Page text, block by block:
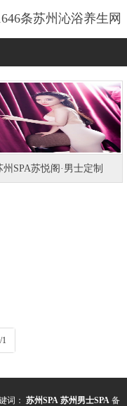
条苏州沁浴养生网
州SPA苏悦阁·男士定制
1
词： 苏州SPA 苏州男士SPA 备